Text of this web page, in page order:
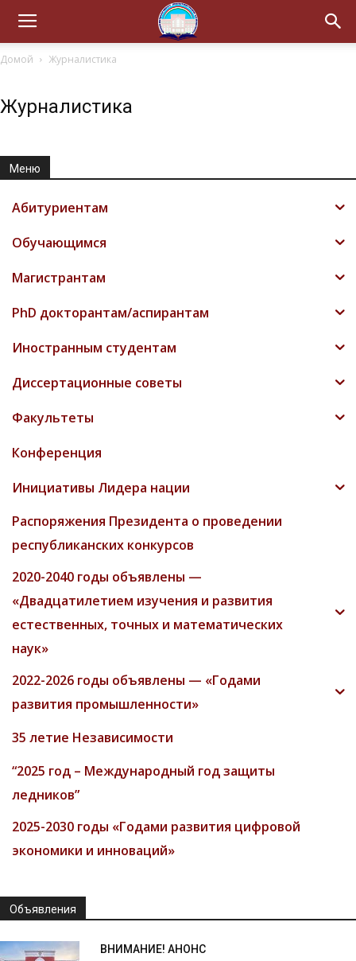
Домой Журналистика
Журналистика
Меню
Абитуриентам
Обучающимся
Магистрантам
PhD докторантам/аспирантам
Иностранным студентам
Диссертационные советы
Факультеты
Конференция
Инициативы Лидера нации
Распоряжения Президента о проведении
республиканских конкурсов
2020-2040 годы объявлены —
«Двадцатилетием изучения и развития
естественных, точных и математических
наук»
2022-2026 годы объявлены — «Годами
развития промышленности»
35 летие Независимости
“2025 год – Международный год защиты
ледников”
2025-2030 годы «Годами развития цифровой
экономики и инноваций»
Объявления
ВНИМАНИЕ! АНОНС